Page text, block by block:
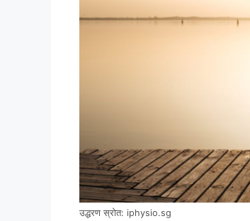
उद्धरण स्रोत: iphysio.sg